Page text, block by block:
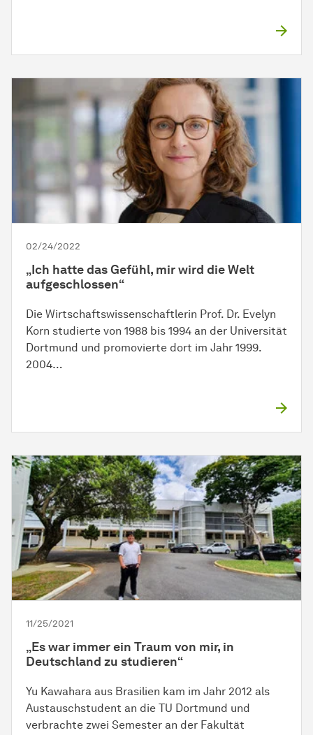
02/24/2022
„Ich hatte das Gefühl, mir wird die Welt
aufgeschlossen“
Die Wirtschaftswissenschaftlerin Prof. Dr. Evelyn
Korn studierte von 1988 bis 1994 an der Universität
Dortmund und promovierte dort im Jahr 1999.
2004…
11/25/2021
„Es war immer ein Traum von mir, in
Deutschland zu studieren“
Yu Kawahara aus Brasilien kam im Jahr 2012 als
Austauschstudent an die TU Dortmund und
verbrachte zwei Semester an der Fakultät